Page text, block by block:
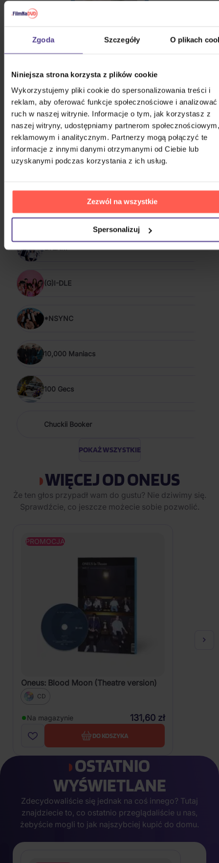
Zgoda Szczegóły O plikach
Niniejsza strona korzysta z plików cookie
Wykorzystujemy pliki cookie do spersonalizowania treści i
reklam, aby oferować funkcje społecznościowe i analizować
ruch w naszej witrynie. Informacje o tym, jak korzystasz z
naszej witryny, udostępniamy partnerom społecznościowym,
reklamowym i analitycznym. Partnerzy mogą połączyć te
informacje z innymi danymi otrzymanymi od Ciebie lub
uzyskanymi podczas korzystania z ich usług.
Zezwól na wszystkie
Spersonalizuj
PODOBNI WYKONAWCY
&TEAM
(G)I-DLE
*NSYNC
10,000 Maniacs
100 Gecs
Chuckii Booker
POKAŻ WSZYSTKIE
WIĘCEJ OD ONEUS
Że ten głos przypadł wam do gustu? Nie dziwimy się.
Sprawdźcie, co jeszcze możecie sobie pozwolić.
PROMOCJA
Oneus: Blood Moon (Theatre version)
CD
Na magazynie 131,60 zł
DO KOSZYKA
OSTATNIO
WYŚWIETLANE
Zdecydowaliście się jednak na coś innego? Tutaj
znajdziecie to, co ostatnio przeglądaliście u nas,
żebyście mogli to jak najszybciej kupić do domu.